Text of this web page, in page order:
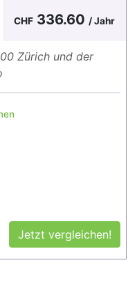
CHF 336.60 / Jahr
Zürich und der
Jetzt vergleichen!